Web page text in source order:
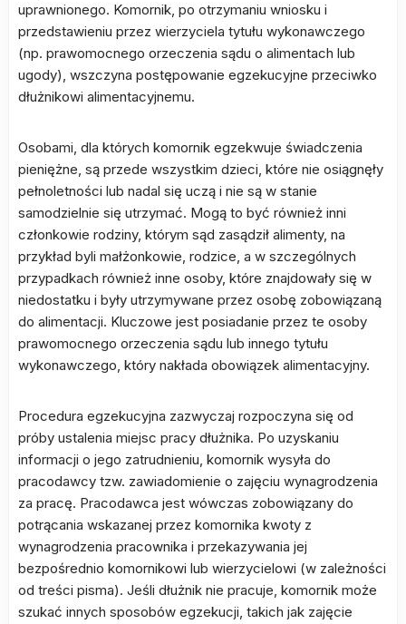
uprawnionego. Komornik, po otrzymaniu wniosku i
przedstawieniu przez wierzyciela tytułu wykonawczego
(np. prawomocnego orzeczenia sądu o alimentach lub
ugody), wszczyna postępowanie egzekucyjne przeciwko
dłużnikowi alimentacyjnemu.
Osobami, dla których komornik egzekwuje świadczenia
pieniężne, są przede wszystkim dzieci, które nie osiągnęły
pełnoletności lub nadal się uczą i nie są w stanie
samodzielnie się utrzymać. Mogą to być również inni
członkowie rodziny, którym sąd zasądził alimenty, na
przykład byli małżonkowie, rodzice, a w szczególnych
przypadkach również inne osoby, które znajdowały się w
niedostatku i były utrzymywane przez osobę zobowiązaną
do alimentacji. Kluczowe jest posiadanie przez te osoby
prawomocnego orzeczenia sądu lub innego tytułu
wykonawczego, który nakłada obowiązek alimentacyjny.
Procedura egzekucyjna zazwyczaj rozpoczyna się od
próby ustalenia miejsc pracy dłużnika. Po uzyskaniu
informacji o jego zatrudnieniu, komornik wysyła do
pracodawcy tzw. zawiadomienie o zajęciu wynagrodzenia
za pracę. Pracodawca jest wówczas zobowiązany do
potrącania wskazanej przez komornika kwoty z
wynagrodzenia pracownika i przekazywania jej
bezpośrednio komornikowi lub wierzycielowi (w zależności
od treści pisma). Jeśli dłużnik nie pracuje, komornik może
szukać innych sposobów egzekucji, takich jak zajęcie